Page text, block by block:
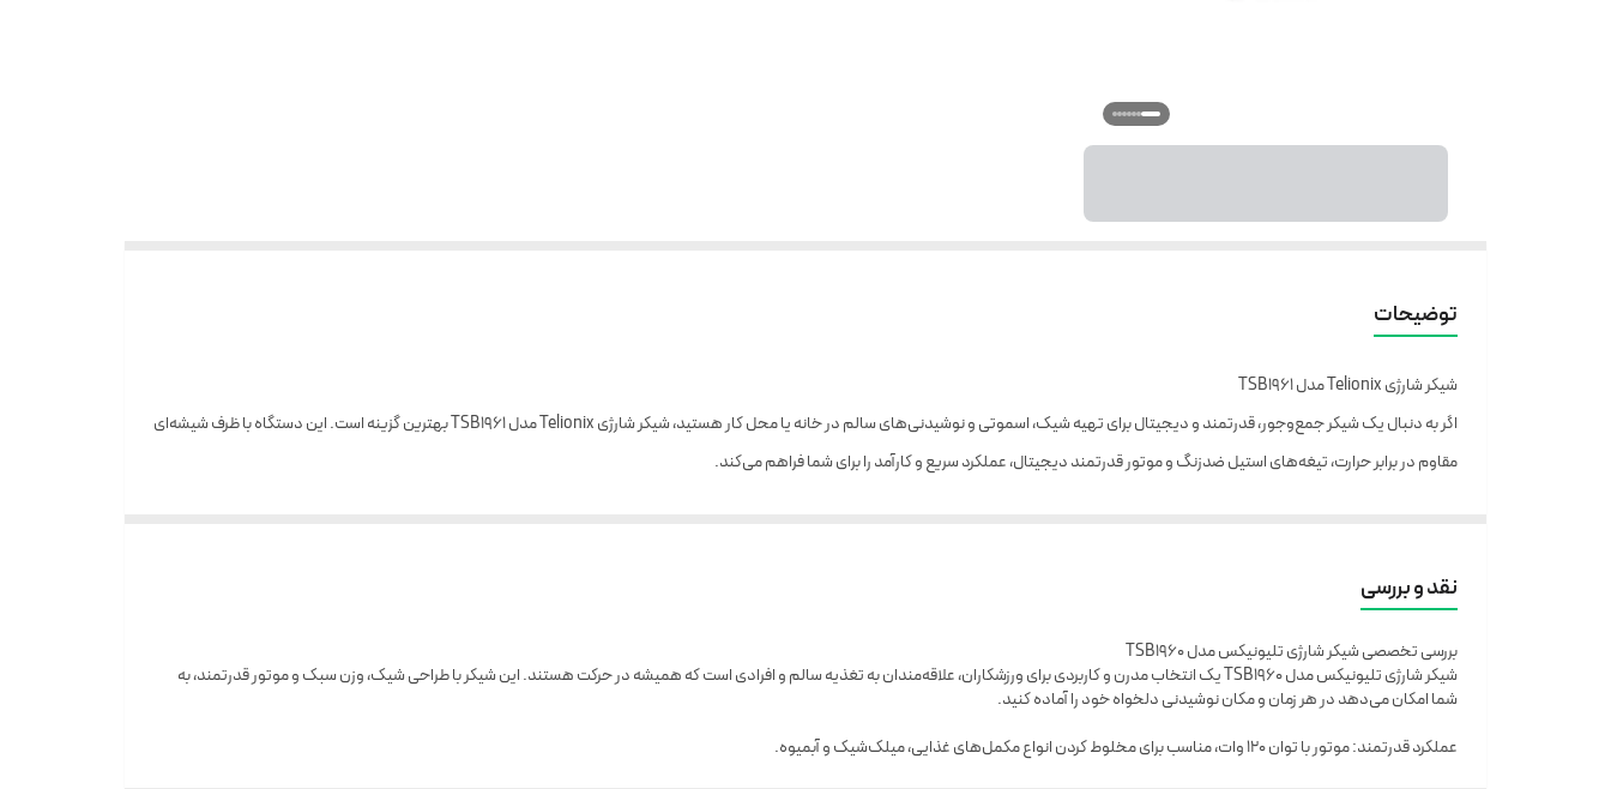
توضیحات
شیکر شارژی Telionix مدل TSB1961
اگر به دنبال یک شیکر جمع‌وجور، قدرتمند و دیجیتال برای تهیه شیک، اسموتی و نوشیدنی‌های سالم در خانه یا محل کار هستید، شیکر شارژی Telionix مدل TSB1961 بهترین گزینه است. این دستگاه با ظرف شیشه‌ای
مقاوم در برابر حرارت، تیغه‌های استیل ضدزنگ و موتور قدرتمند دیجیتال، عملکرد سریع و کارآمد را برای شما فراهم می‌کند.
ظرف شیشه‌ای مقاوم در برابر حرارت → مناسب برای انواع نوشیدنی‌ها و مواد گرم یا سرد
موتور 540 وات / 7.4 ولت → عملکرد سریع و قدرتمند برای مخلوط کردن مواد
تیغه‌های استیل ضدزنگ → خرد کردن یکنواخت میوه‌ها و مواد دیگر
سرعت موتور بالا → 18000 دور در دقیقه (بدون بار) / 16000 دور در دقیقه (تحت بار)
نقد و بررسی
بررسی تخصصی شیکر شارژی تلیونیکس مدل TSB1960
شیکر شارژی تلیونیکس مدل TSB1960 یک انتخاب مدرن و کاربردی برای ورزشکاران، علاقه‌مندان به تغذیه سالم و افرادی است که همیشه در حرکت هستند. این شیکر با طراحی شیک، وزن سبک و موتور قدرتمند، به
شما امکان می‌دهد در هر زمان و مکان نوشیدنی دلخواه خود را آماده کنید.
عملکرد قدرتمند: موتور با توان 120 وات، مناسب برای مخلوط کردن انواع مکمل‌های غذایی، میلک‌شیک و آبمیوه.